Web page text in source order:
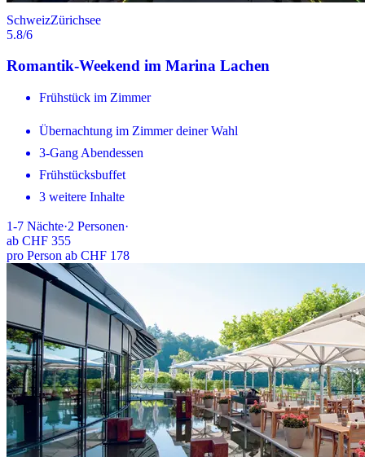
SchweizZürichsee
5.8/6
Romantik-Weekend im Marina Lachen
Frühstück im Zimmer
Übernachtung im Zimmer deiner Wahl
3-Gang Abendessen
Frühstücksbuffet
3 weitere Inhalte
1-7 Nächte·2 Personen·
ab CHF 355
pro Person ab CHF 178